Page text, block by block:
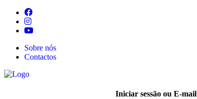
Sobre nós
Contactos
Iniciar sessão ou E-mail